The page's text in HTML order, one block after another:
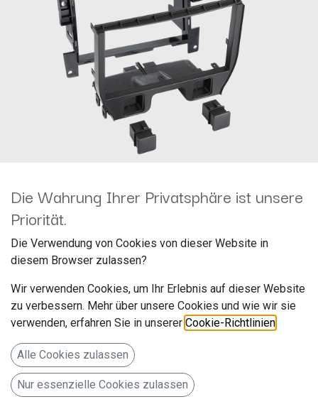
2-DIN RB Citroen DS3 2010->
schwarz 381040-16
Hersteller: ACV
Artikelnummer: 381040-16
acv GmbH
41812 Erkelenz
Deutschland www.acvgmbh.de
Die Wahrung Ihrer Privatsphäre ist unsere
Priorität.
Die Verwendung von Cookies von dieser Website in
diesem Browser zulassen?
Wir verwenden Cookies, um Ihr Erlebnis auf dieser Website
zu verbessern. Mehr über unsere Cookies und wie wir sie
verwenden, erfahren Sie in unserer Cookie-Richtlinien
Alle Cookies zulassen
Nur essenzielle Cookies zulassen